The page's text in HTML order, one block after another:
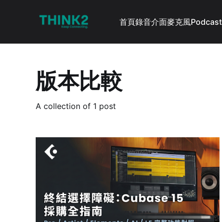
首頁錄音介面麥克風Podcast
版本比較
A collection of 1 post